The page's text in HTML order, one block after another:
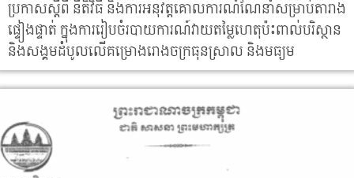
ប្រកាសស្តីពី នីតិវិធី និងការអនុវត្តគោលការណ៍ណែនាំសម្រាប់តារាង
ផ្ទៀងផ្ទាត់ ក្នុងការរៀបចំរបាយការណ៍វាយតម្លៃហេតុប៉ះពាល់បរិស្ថាន
និងសង្គមដំបូលលើគម្រោងរោងចក្រធុនស្រាល និងមធ្យម